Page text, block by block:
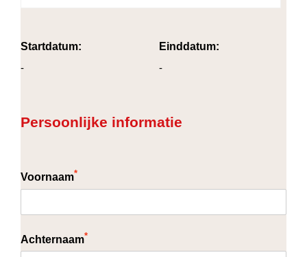
Startdatum:
-
Einddatum:
-
Persoonlijke informatie
Voornaam*
Achternaam*